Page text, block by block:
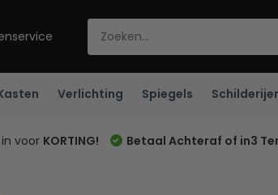
Verlichting Spiegels
voor KORTING! Betaal Achteraf of in3